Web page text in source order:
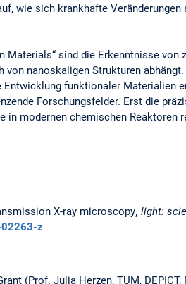
wie sich krankhafte
Materials“ sind die Erkenntnisse von
von nanoskaligen Strukturen
funktionaler Materialien
Forschungsfelder. Erst die
in modernen chemischen Reaktoren
X-ray microscopy, light:
z
(Prof. Julia Herzen, TUM, DEPICT,